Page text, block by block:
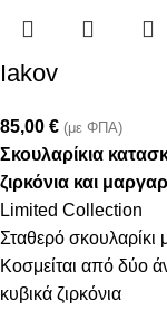
Iakov
85,00 € (με ΦΠΑ)
Σκουλαρίκια
ζιρκόνια και
Limited Collection
Σταθερό
Κοσμείται από δύο
κυβικά ζιρκόνια